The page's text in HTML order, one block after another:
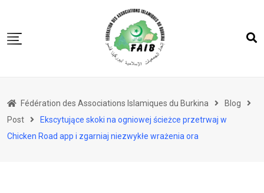
content
FAIB
Actualités
Fédération des Associations Islamiques du Burkina
Blog
Post
Ekscytujące skoki na ogniowej ścieżce przetrwaj w
Chicken Road app i zgarniaj niezwykłe wrażenia ora